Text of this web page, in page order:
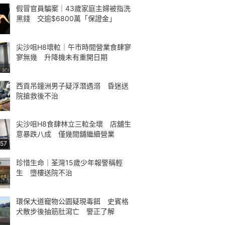
假冒官員騙案｜43歲家庭主婦被指洗
黑錢 交逾$6800萬「保證金」
尖沙咀H8壞𨋢｜午市時間營業食肆寥
寥無幾 升降機未有重開日期
西貢吊鐘洲男子疑浮潛遇溺 昏迷送
院搶救後不治
尖沙咀H8食肆林立三𨋢全壞 店舖生
意暴跌八成 僅幾間舖繼續營業
珍惜生命｜荃灣15歲少年報警稱輕
生 墮樓送院不治
環保大道寵物公園疑現毒餌 史賓格
犬散步後抽筋肚瀉亡 警正了解